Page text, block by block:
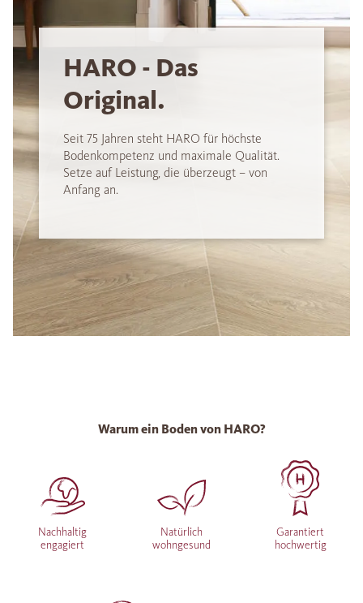
HARO - Das
Original.
Seit 75 Jahren steht HARO für höchste
Bodenkompetenz und maximale Qualität.
Setze auf Leistung, die überzeugt – von
Anfang an.
Warum ein Boden von HARO?
Nachhaltig
engagiert
Natürlich
wohngesund
Garantiert
hochwertig